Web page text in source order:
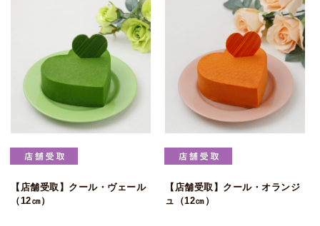
【店舗受取】クール・ヴェール
（12㎝）
【店舗受取】クール・オランジ
ュ（12㎝）